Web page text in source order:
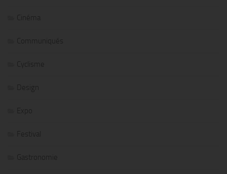
Cinéma
Communiqués
Cyclisme
Design
Expo
Festival
Gastronomie